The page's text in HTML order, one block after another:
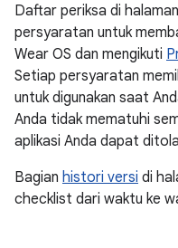
Daftar periksa di
persyaratan untuk
Wear OS dan mengikuti
Setiap persyaratan
untuk digunakan saat
Anda tidak mematuhi
aplikasi Anda dapat
Bagian histori versi di
checklist dari waktu ke